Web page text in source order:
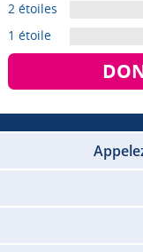
2 étoiles
1 étoile